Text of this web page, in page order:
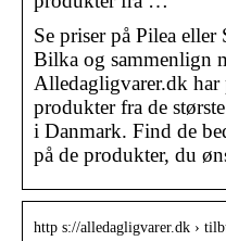
Se priser på Pilea
Bilka og sammenlign
Alledagligvarer.dk har
produkter fra de
i Danmark. Find de
på de produkter, du
http s://alledagligvarer.dk ›